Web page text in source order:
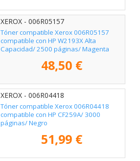
XEROX - 006R05157
Tóner compatible Xerox 006R05157
compatible con HP W2193X Alta
Capacidad/ 2500 páginas/ Magenta
48,50 €
XEROX - 006R04418
Tóner compatible Xerox 006R04418
compatible con HP CF259A/ 3000
páginas/ Negro
51,99 €